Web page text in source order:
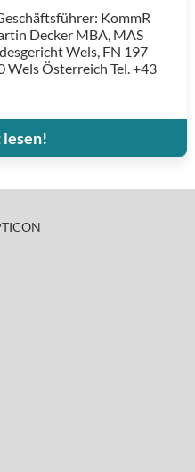
KommR
Decker MBA, MAS
Wels, FN 197
Österreich Tel. +43